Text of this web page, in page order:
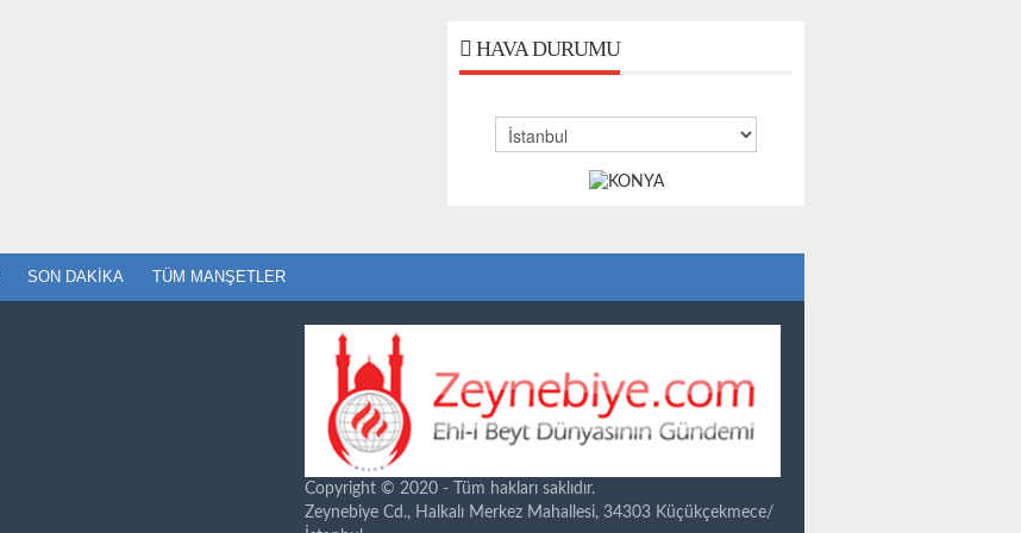
HAVA DURUMU
SON DAKIKA TÜM MANŞETLER
Copyright © 2020 - Tüm hakları saklıdır.
Zeynebiye Cd., Halkalı Merkez Mahallesi, 34303 Küçükçekmece/